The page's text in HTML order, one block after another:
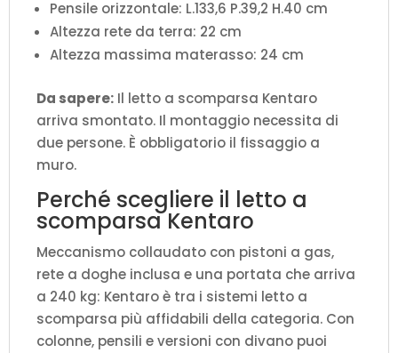
Pensile orizzontale: L.133,6 P.39,2 H.40 cm
Altezza rete da terra: 22 cm
Altezza massima materasso: 24 cm
Da sapere: Il letto a scomparsa Kentaro
arriva smontato. Il montaggio necessita di
due persone. È obbligatorio il fissaggio a
muro.
Perché scegliere il letto a
scomparsa Kentaro
Meccanismo collaudato con pistoni a gas,
rete a doghe inclusa e una portata che arriva
a 240 kg: Kentaro è tra i sistemi letto a
scomparsa più affidabili della categoria. Con
colonne, pensili e versioni con divano puoi